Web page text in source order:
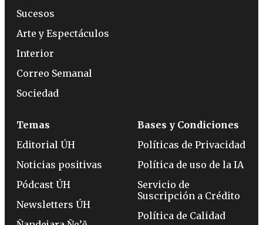
Sucesos
Arte y Espectáculos
Interior
Correo Semanal
Sociedad
Temas
Editorial ÚH
Noticias positivas
Pódcast ÚH
Newsletters ÚH
Bases y Condiciones
Políticas de Privacidad
Política de uso de la IA
Servicio de
Suscripción a Crédito
Política de Calidad